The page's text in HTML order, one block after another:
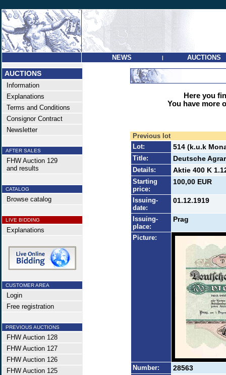
NEWS | AUCTIONS
AUCTIONS
Information
Explanations
Terms and Conditions
Consignor Contract
Newsletter
AFTER SALES
FHW Auction 129
and results
CATALOG
Browse catalog
LIVE BIDDING
Explanations
CUSTOMER AREA
Login
Free registration
PREVIOUS AUCTIONS
FHW Auction 128
FHW Auction 127
FHW Auction 126
FHW Auction 125
Here you
You have more
Previous lot
Lot:
514 (k.u.k
Title: Deutsche
Details: Aktie 400 K
Starting
price:
100,00 EUR
Issuing-
date:
01.12.1919
Issuing-
place:
Prag
Picture:
Number: 28563